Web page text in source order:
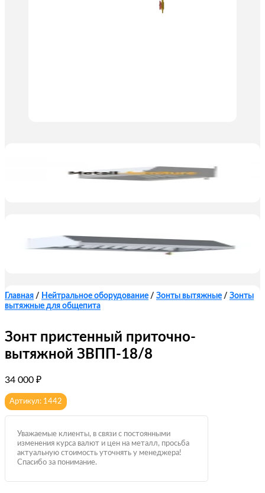
Главная / Нейтральное оборудование / Зонты вытяжные / Зонты
вытяжные для общепита
Зонт пристенный приточно-
вытяжной ЗВПП-18/8
34 000 ₽
Артикул: 1442
Уважаемые клиенты, в связи с постоянными
изменения курса валют и цен на металл, просьба
актуальную стоимость уточнять у менеджера!
Спасибо за понимание.